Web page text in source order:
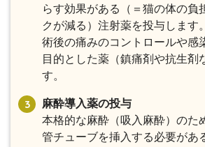
らす効果がある（＝猫の体の負
クが減る）注射薬を投与します
術後の痛みのコントロールや感
目的とした薬（鎮痛剤や抗生剤
す。
麻酔導入薬の投与
本格的な麻酔（吸入麻酔）のた
管チューブを挿入する必要があ